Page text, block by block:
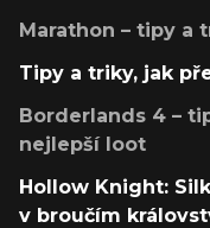
Marathon – tipy a
Tipy a triky, jak
Borderlands 4 –
nejlepší loot
Hollow Knight:
v broučím